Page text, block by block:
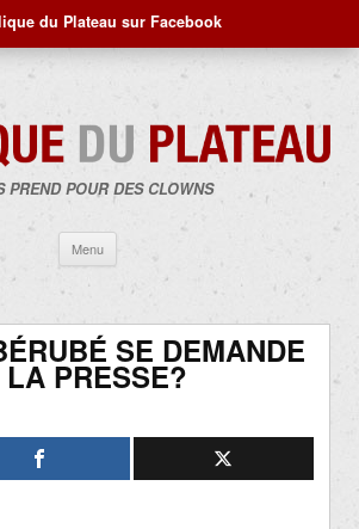
du Plateau sur Facebook
PREND POUR DES CLOWNS
Menu
contenu
SE DEMANDE
PRESSE?